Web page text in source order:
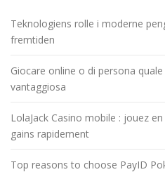
Teknologiens rolle i moderne
fremtiden
Giocare online o di persona
vantaggiosa
LolaJack Casino mobile : jouez
gains rapidement
Top reasons to choose PayID